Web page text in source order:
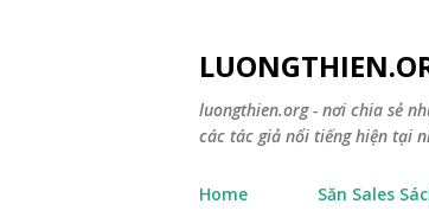
luongthien.org - nơi chia sẻ
các tác giả nổi tiếng hiện tại
Home Săn Sales